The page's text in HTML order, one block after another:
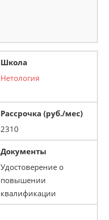
Нетология
2310
Удостоверение о
повышении
квалификации